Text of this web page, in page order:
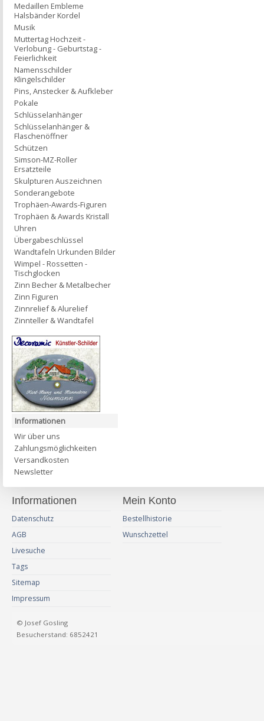
Medaillen Embleme
Halsbänder Kordel
Musik
Muttertag Hochzeit -
Verlobung - Geburtstag -
Feierlichkeit
Namensschilder
Klingelschilder
Pins, Anstecker & Aufkleber
Pokale
Schlüsselanhänger
Schlüsselanhänger &
Flaschenöffner
Schützen
Simson-MZ-Roller
Ersatzteile
Skulpturen Auszeichnen
Sonderangebote
Trophäen-Awards-Figuren
Trophäen & Awards Kristall
Uhren
Übergabeschlüssel
Wandtafeln Urkunden Bilder
Wimpel - Rossetten -
Tischglocken
Zinn Becher & Metalbecher
Zinn Figuren
Zinnrelief & Alurelief
Zinnteller & Wandtafel
Informationen
Wir über uns
Zahlungsmöglichkeiten
Versandkosten
Newsletter
Informationen
Datenschutz
AGB
Livesuche
Tags
Sitemap
Impressum
Mein Konto
Bestellhistorie
Wunschzettel
© Josef Gosling
Besucherstand: 6852421